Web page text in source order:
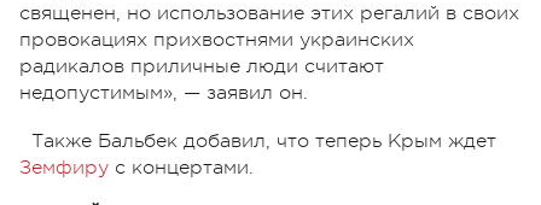
священен, но использование этих регалий в своих
провокациях прихвостнями украинских
радикалов приличные люди считают
недопустимым», — заявил он.
Также Бальбек добавил, что теперь Крым ждет
Земфиру с концертами.